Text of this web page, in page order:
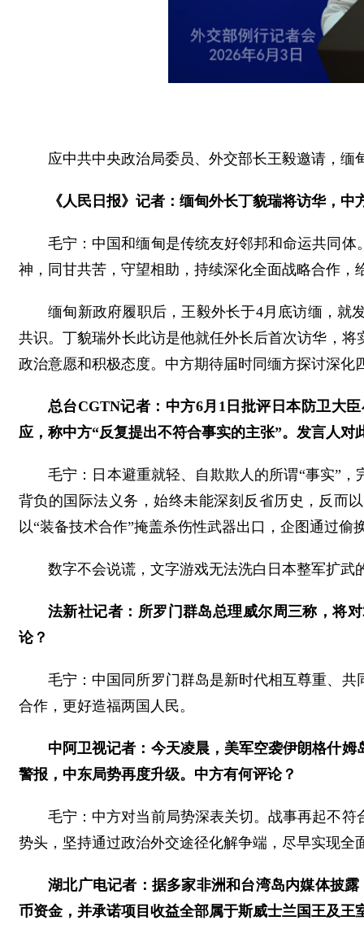
应中共中央政治局委员、外交部长王毅邀请，
《人民日报》记者：缅甸外长丁貌瑞将访华，
毛宁：中国和缅甸是传统友好邻邦和命运共同
神，同甘共苦，守望相助，持续深化全面战略合作，
缅甸新政府履职后，王毅外长于4月底访缅，就
共识。丁貌瑞外长此访是他就任外长后首次访华，
政治意愿和积极态度。中方期待届时同缅方探讨深
总台CGTN记者：中方6月1日批评日本防卫大
应，称中方“反复提出不符合事实的主张”。发言人对
毛宁：日本避重就轻、自欺欺人的所谓“事实”
背负的国际法义务，始终未能深刻反省历史，反而
以“装备技术合作”掩盖杀伤性武器出口，企图通过偷
数字不会说谎，文字游戏无法洗白日本整军扩
法新社记者：所罗门群岛总理威尔周三称，将
论？
毛宁：中国同所罗门群岛是新时代相互尊重、
合作，更好造福两国人民。
中阿卫视记者：今天凌晨，美军空袭伊朗格什
警报，中东局势再度升级。中方有何评论？
毛宁：中方对当前局势深表关切。战事再起不
势头，坚持通过政治外交途径化解争端，尽早实现
湖北广电记者：据多家非洲和台湾岛内媒体披
币资金，并承诺项目收益全部属于斯威士兰国王及